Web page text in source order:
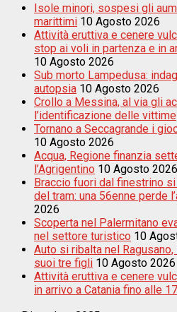
Isole minori, sospesi gli
marittimi 10 Agosto 2026
Attività eruttiva e cenere
stop ai voli in partenza e in
10 Agosto 2026
Sub morto Lampedusa:
autopsia 10 Agosto 2026
Crollo a Messina, al via gli
l’identificazione delle vittime
Tornano a Seccagrande i
10 Agosto 2026
Acqua, Regione finanzia
l’Agrigentino 10 Agosto 2026
Braccio fuori dal finestrino
del tram: una 56enne perde
2026
Scoperta nel Palermitano
nel settore turistico 10
Auto si ribalta nel
suoi tre figli 10 Agosto 2026
Attività eruttiva e cenere
in arrivo a Catania fino alle 17